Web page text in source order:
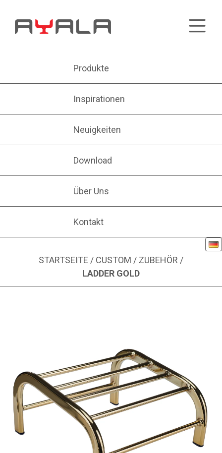
Produkte
Inspirationen
Neuigkeiten
Download
Über Uns
Kontakt
STARTSEITE / CUSTOM / ZUBEHÖR /
LADDER GOLD